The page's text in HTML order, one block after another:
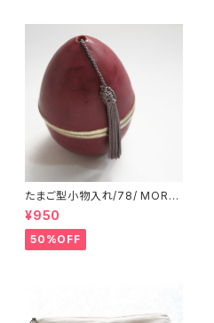
たまご型小物入れ/78/ MORO
CCO モロッコ
¥950
50%OFF